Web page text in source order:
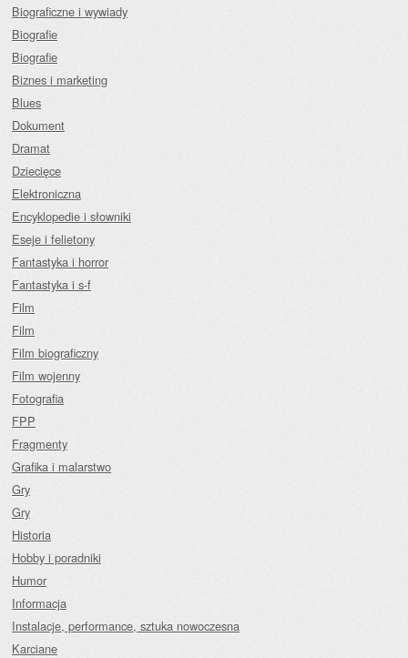
Biograficzne i wywiady
Biografie
Biografie
Biznes i marketing
Blues
Dokument
Dramat
Dziecięce
Elektroniczna
Encyklopedie i słowniki
Eseje i felietony
Fantastyka i horror
Fantastyka i s-f
Film
Film
Film biograficzny
Film wojenny
Fotografia
FPP
Fragmenty
Grafika i malarstwo
Gry
Gry
Historia
Hobby i poradniki
Humor
Informacja
Instalacje, performance, sztuka nowoczesna
Karciane